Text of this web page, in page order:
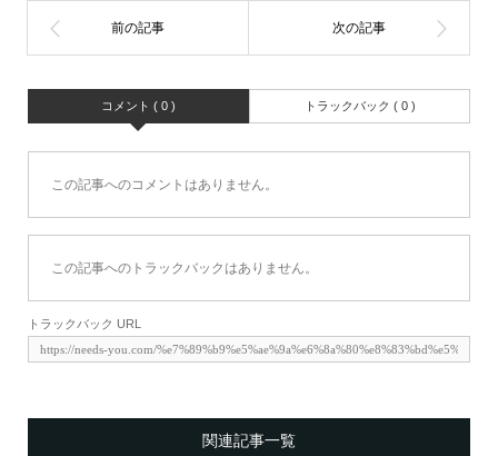
コメント ( 0 ) トラックバック ( 0 )
この記事へのコメントはありません。
この記事へのトラックバックはありません。
トラックバック URL
関連記事一覧